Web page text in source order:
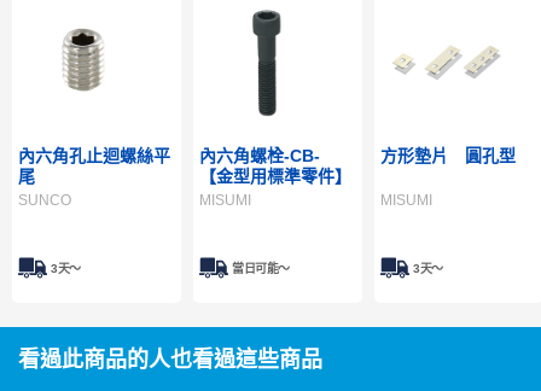
內六角孔止迴螺絲平
尾
SUNCO
3天～
內六角螺栓-CB-
【金型用標準零件】
MISUMI
當日可能〜
方形墊片 圓孔型
MISUMI
3天～
看過此商品的人也看過這些商品